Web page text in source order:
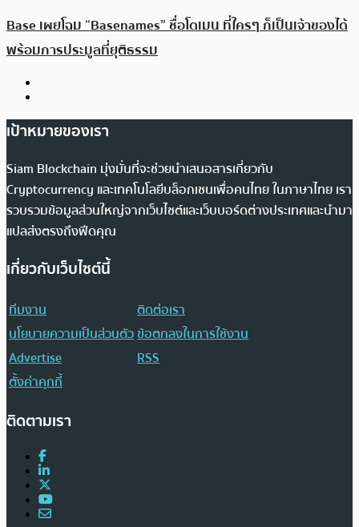
Base เผยโฉม “Basenames” ชื่อโดเมน ที่ใครๆ ก็เป็นเจ้าของได้
พร้อมการประมูลที่ยุติธรรม
เป้าหมายของเรา
Siam Blockchain มุ่งมั่นที่จะช่วยนำเสนอสารเกี่ยวกับ
Cryptocurrency และเทคโนโลยีบล็อกเชนเพื่อคนไทย ในภาษาไทย เรา
รวบรวมข้อมูลส่วนใหญ่จากเว็บไซต์และเว็บบอร์ดต่างประเทศและนำมา
แปลส่งตรงถึงฟีดคุณ
เกี่ยวกับเว็บไซต์นี้
ทีมงาน
ติดต่อเรา
นโยบายความเป็นส่วนตัวข้อตกลงในการใช้งาน
Advertise
RSS
ตั้งค่าคุกกี้
ติดตามเรา